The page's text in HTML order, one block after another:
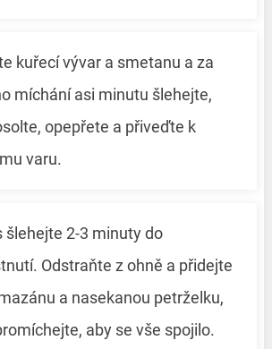
kuřecí vývar a smetanu a za
míchání asi minutu šlehejte,
opepřete a přiveďte k
varu.
šlehejte 2-3 minuty do
Odstraňte z ohně a přidejte
a nasekanou petrželku,
aby se vše spojilo.